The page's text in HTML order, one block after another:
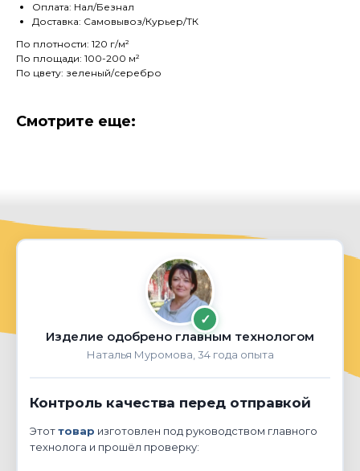
Оплата: Нал/Безнал
Доставка: Самовывоз/Курьер/ТК
По плотности: 120 г/м²
По площади: 100-200 м²
По цвету: зеленый/серебро
Смотрите еще:
✓
Изделие одобрено главным технологом
Наталья Муромова, 34 года опыта
Контроль качества перед отправкой
Этоттовар изготовлен под руководством главного
технолога и прошёл проверку: